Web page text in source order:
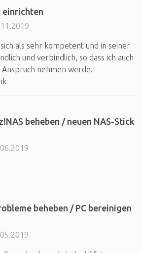
einrichten
als sehr kompetent und in seiner
und verbindlich, so dass ich auch
nehmen werde.
beheben / neuen NAS-Stick
beheben / PC bereinigen